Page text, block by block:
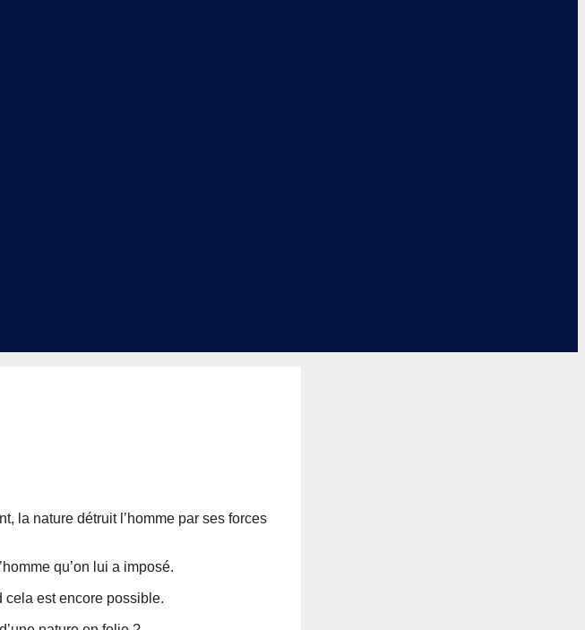
la nature détruit l’homme par ses forces
qu’on lui a imposé.
cela est encore possible.